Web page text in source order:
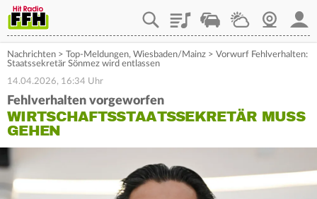
PlaylistStaupilotWetterWebcam
Nachrichten > Top-Meldungen, Wiesbaden/Mainz > Vorwurf Fehlverhalten:
Staatssekretär Sönmez wird entlassen
14.04.2026, 16:34 Uhr
Fehlverhalten vorgeworfen
WIRTSCHAFTSSTAATSSEKRETÄR MUSS
GEHEN